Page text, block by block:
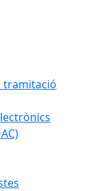
tramitació